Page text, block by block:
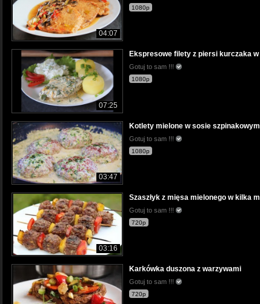
04:07
1080p
07:25
Ekspresowe filety z piersi kurczaka
Gotuj to sam !!!
1080p
03:47
Kotlety mielone w sosie
Gotuj to sam !!!
1080p
03:16
Szaszłyk z mięsa mielonego w kilka
Gotuj to sam !!!
720p
Karkówka duszona z warzywami
Gotuj to sam !!!
720p